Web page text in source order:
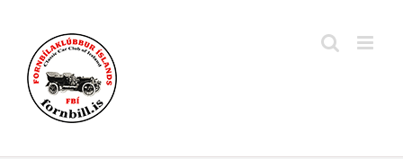
content